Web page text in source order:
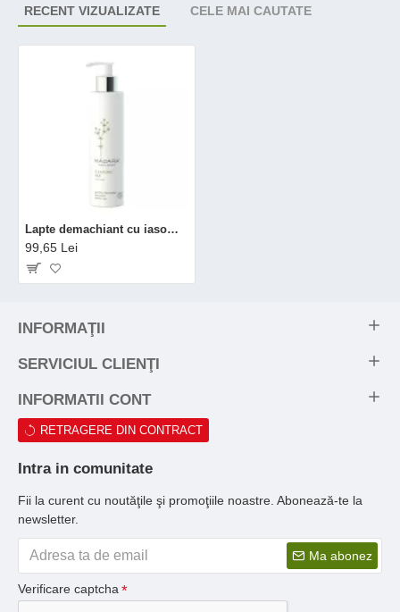
RECENT VIZUALIZATE CELE MAI CAUTATE
Lapte demachiant cu iasomie pentru orice tip de ten (200 ml), Madara
99,65 Lei
INFORMAŢII
SERVICIUL CLIENŢI
INFORMATII CONT
RETRAGERE DIN CONTRACT
Intra in comunitate
Fii la curent cu noutăţile şi promoţiile noastre. Abonează-te la
newsletter.
Ma abonez
Verificare captcha